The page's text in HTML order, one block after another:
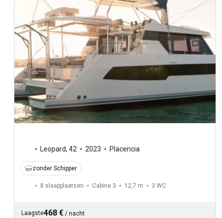
Leopard, 42 2023 Placencia
zonder Schipper
8 slaapplaatsen Cabine 3 12,7 m 3 WC
Laagste468 € / nacht